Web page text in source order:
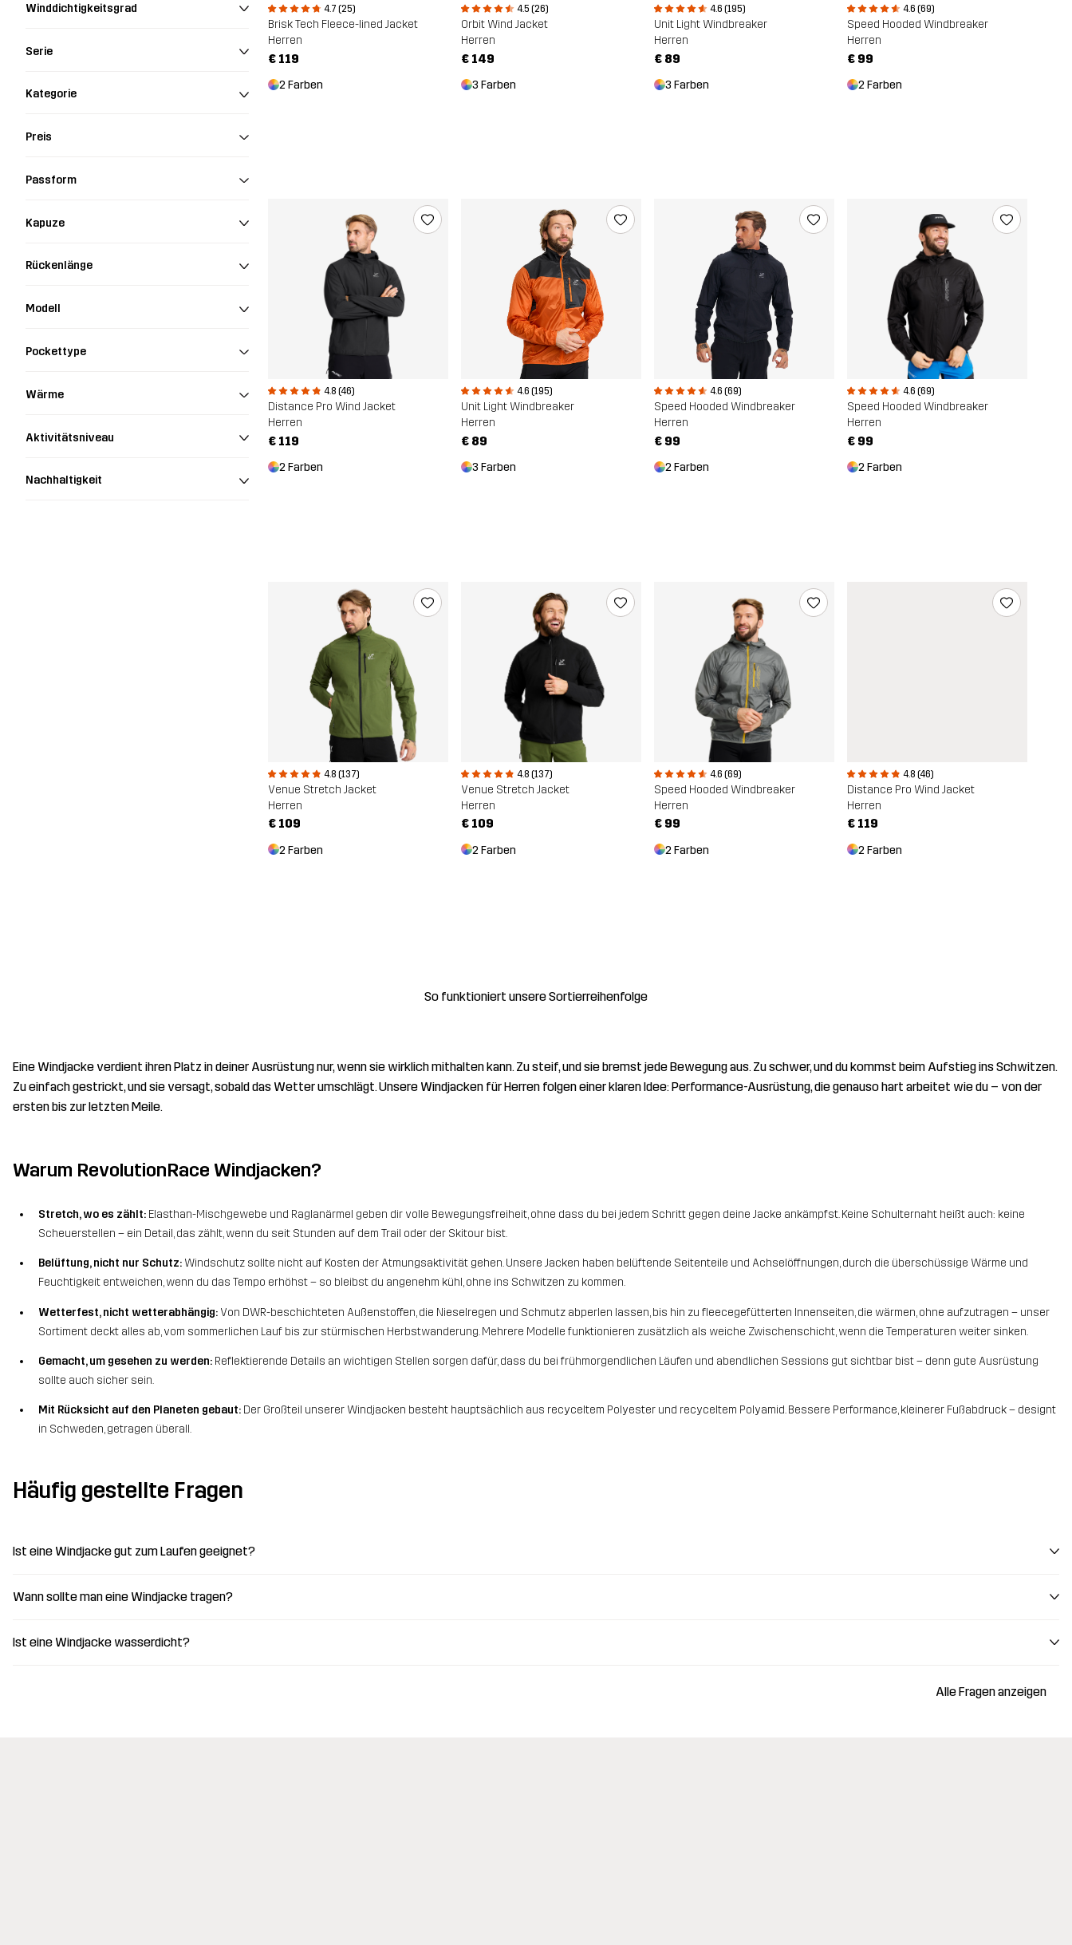
Winddichtigkeitsgrad
Serie
Kategorie
Preis
Passform
Kapuze
Rückenlänge
Modell
Pockettype
Wärme
Aktivitätsniveau
Nachhaltigkeit
4.7 (25)
Brisk Tech Fleece-lined Jacket
Herren
€ 119
2 Farben
4.5 (26)
Orbit Wind Jacket
Herren
€ 149
3 Farben
4.6 (195)
Unit Light Windbreaker
Herren
€ 89
3 Farben
4.6 (69)
Speed Hooded Windbreaker
Herren
€ 99
2 Farben
4.8 (46)
Distance Pro Wind Jacket
Herren
€ 119
2 Farben
4.6 (195)
Unit Light Windbreaker
Herren
€ 89
3 Farben
4.6 (69)
Speed Hooded Windbreaker
Herren
€ 99
2 Farben
4.6 (69)
Speed Hooded Windbreaker
Herren
€ 99
2 Farben
4.8 (137)
Venue Stretch Jacket
Herren
€ 109
2 Farben
4.8 (137)
Venue Stretch Jacket
Herren
€ 109
2 Farben
4.6 (69)
Speed Hooded Windbreaker
Herren
€ 99
2 Farben
4.8 (46)
Distance Pro Wind Jacket
Herren
€ 119
2 Farben
So funktioniert unsere Sortierreihenfolge
Eine Windjacke verdient ihren Platz in deiner Ausrüstung nur, wenn sie wirklich mithalten kann. Zu steif, und sie bremst jede Bewegung aus. Zu schwer, und du kommst beim Aufstieg ins Schwitzen.
Zu einfach gestrickt, und sie versagt, sobald das Wetter umschlägt. Unsere Windjacken für Herren folgen einer klaren Idee: Performance-Ausrüstung, die genauso hart arbeitet wie du – von der
ersten bis zur letzten Meile.
Warum RevolutionRace Windjacken?
Stretch, wo es zählt: Elasthan-Mischgewebe und Raglanärmel geben dir volle Bewegungsfreiheit, ohne dass du bei jedem Schritt gegen deine Jacke ankämpfst. Keine Schulternaht heißt auch: keine
Scheuerstellen – ein Detail, das zählt, wenn du seit Stunden auf dem Trail oder der Skitour bist.
Belüftung, nicht nur Schutz: Windschutz sollte nicht auf Kosten der Atmungsaktivität gehen. Unsere Jacken haben belüftende Seitenteile und Achselöffnungen, durch die überschüssige Wärme und
Feuchtigkeit entweichen, wenn du das Tempo erhöhst – so bleibst du angenehm kühl, ohne ins Schwitzen zu kommen.
Wetterfest, nicht wetterabhängig: Von DWR-beschichteten Außenstoffen, die Nieselregen und Schmutz abperlen lassen, bis hin zu fleecegefütterten Innenseiten, die wärmen, ohne aufzutragen – unser
Sortiment deckt alles ab, vom sommerlichen Lauf bis zur stürmischen Herbstwanderung. Mehrere Modelle funktionieren zusätzlich als weiche Zwischenschicht, wenn die Temperaturen weiter sinken.
Gemacht, um gesehen zu werden: Reflektierende Details an wichtigen Stellen sorgen dafür, dass du bei frühmorgendlichen Läufen und abendlichen Sessions gut sichtbar bist – denn gute Ausrüstung
sollte auch sicher sein.
Mit Rücksicht auf den Planeten gebaut: Der Großteil unserer Windjacken besteht hauptsächlich aus recyceltem Polyester und recyceltem Polyamid. Bessere Performance, kleinerer Fußabdruck – designt
in Schweden, getragen überall.
Häufig gestellte Fragen
Ist eine Windjacke gut zum Laufen geeignet?
Wann sollte man eine Windjacke tragen?
Ist eine Windjacke wasserdicht?
Alle Fragen anzeigen